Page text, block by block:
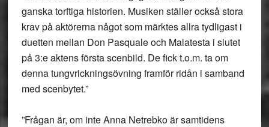
ganska torftiga historien. Musiken ställer också stora
krav på aktörerna något som märktes allra tydligast i
duetten mellan Don Pasquale och Malatesta i slutet
på 3:e aktens första scenbild. De fick t.o.m. ta om
denna tungvrickningsövning framför ridån i samband
med scenbytet.”
”Frågan är, om inte Anna Netrebko är samtidens